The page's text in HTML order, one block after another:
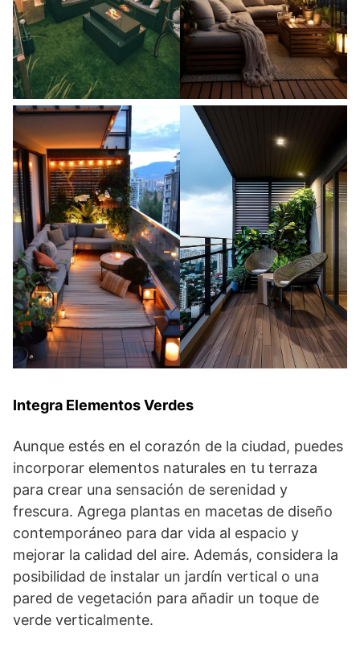
Integra Elementos Verdes
Aunque estés en el corazón de la ciudad, puedes
incorporar elementos naturales en tu terraza
para crear una sensación de serenidad y
frescura. Agrega plantas en macetas de diseño
contemporáneo para dar vida al espacio y
mejorar la calidad del aire. Además, considera la
posibilidad de instalar un jardín vertical o una
pared de vegetación para añadir un toque de
verde verticalmente.